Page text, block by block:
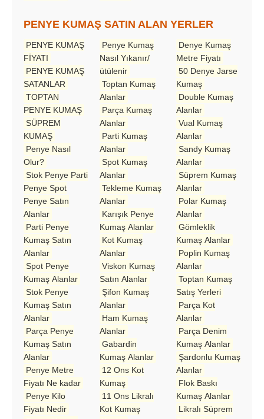
PENYE KUMAŞ SATIN ALAN YERLER
PENYE KUMAŞ
FİYATI
PENYE KUMAŞ
SATANLAR
TOPTAN
PENYE KUMAŞ
SÜPREM
KUMAŞ
Penye Nasıl
Olur?
Stok Penye Parti
Penye Spot
Penye Satın
Alanlar
Parti Penye
Kumaş Satın
Alanlar
Spot Penye
Kumaş Alanlar
Stok Penye
Kumaş Satın
Alanlar
Parça Penye
Kumaş Satın
Alanlar
Penye Metre
Fiyatı Ne kadar
Penye Kilo
Fiyatı Nedir
Penye Kumaş
Nasıl Yıkanır/
ütülenir
Toptan Kumaş
Alanlar
Parça Kumaş
Alanlar
Parti Kumaş
Alanlar
Spot Kumaş
Alanlar
Tekleme Kumaş
Alanlar
Karışık Penye
Kumaş Alanlar
Kot Kumaş
Alanlar
Viskon Kumaş
Satın Alanlar
Şifon Kumaş
Alanlar
Ham Kumaş
Alanlar
Gabardin
Kumaş Alanlar
12 Ons Kot
Kumaş
11 Ons Likralı
Kot Kumaş
Denye Kumaş
Metre Fiyatı
50 Denye Jarse
Kumaş
Double Kumaş
Alanlar
Vual Kumaş
Alanlar
Sandy Kumaş
Alanlar
Süprem Kumaş
Alanlar
Polar Kumaş
Alanlar
Gömleklik
Kumaş Alanlar
Poplin Kumaş
Alanlar
Toptan Kumaş
Satış Yerleri
Parça Kot
Alanlar
Parça Denim
Kumaş Alanlar
Şardonlu Kumaş
Alanlar
Flok Baskı
Kumaş Alanlar
Likralı Süprem